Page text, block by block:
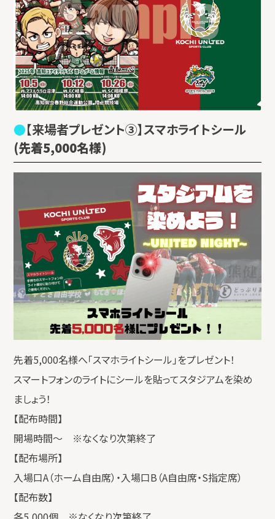
【来場者プレゼント③】スマホライトシール
(先着5,000名様)
先着5,000名様へ「スマホライトシール」をプレゼント！
スマートフォンのライトにシールを貼ってスタジアムを染め
ましょう！
【配布時間】
開場時間〜 ※なくなり次第終了
【配布場所】
入場口A（ホーム自由席）・入場口B（A自由席・S指定席）
【配布数】